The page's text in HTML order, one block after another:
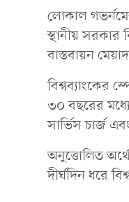
লোকাল
স্থানীয় সরকার
বাস্তবায়ন
বিশ্বব্যাংকের
৩০ বছরের
সার্ভিস চার্জ
অনুত্তোলিত
দীর্ঘদিন ধরে